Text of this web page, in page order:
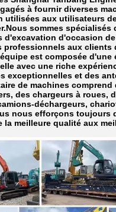
à fournir diverses
utilisées aux utilisateurs
sommes spécialisés
d'excavation d'occasion
professionnels aux clients
est composée d'une
avec une riche
exceptionnelles et des
de machines comprend
des chargeurs à roues,
déchargeurs,
nous efforçons toujours
la meilleure qualité aux